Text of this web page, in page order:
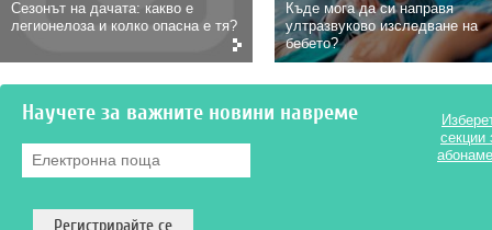
Сезонът на дачата: какво е
легионелоза и колко опасна е тя?
Къде мога да си направя
ултразвуково изследване на
бебето?
секции
Научете за важните новини навреме
Електронна поща